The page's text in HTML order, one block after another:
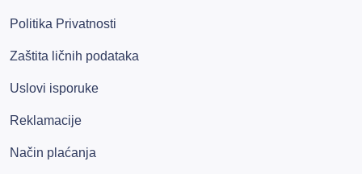
Politika Privatnosti
Zaštita ličnih podataka
Uslovi isporuke
Reklamacije
Način plaćanja